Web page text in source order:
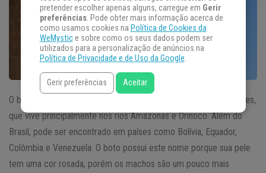
O boto cor de rosa é conhecido como o golfinho das águas doces,
que vive principalmente nos rios Amazonas e Orinoco. Além do
Brasil, pode ser encontrado em países como Bolívia, Equador,
Colômbia e Venezuela. O boto possui este nome porque sua pele
tem uma cor rosada, porém os machos são um pouco mais
pretender escolher apenas alguns, carregue em Gerir
preferências. Pode obter mais informação acerca de
como usamos cookies na Política de Cookies da
WeMystice sobre como os seus dados podem ser
utilizados para a personalização de anúncios na
Política de Privacidade e de Uso da Google.
Gerir preferências Aceitar